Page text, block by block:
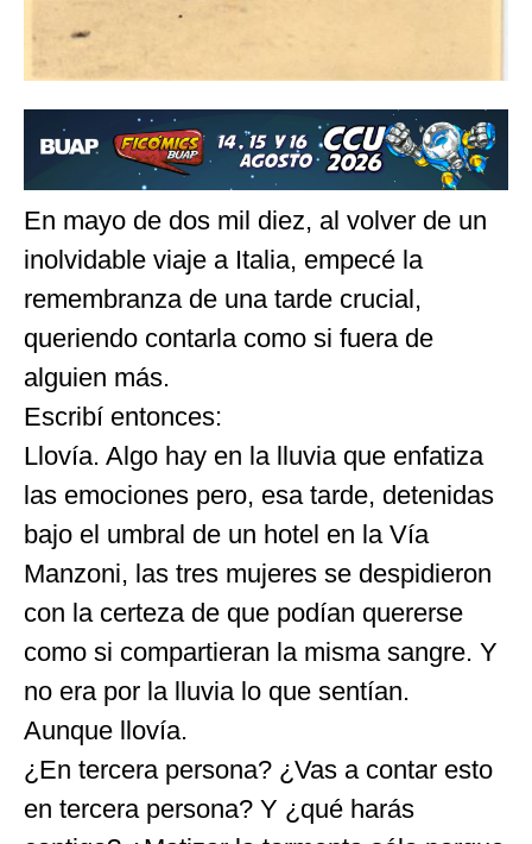
En mayo de dos mil diez, al volver de un
inolvidable viaje a Italia, empecé la
remembranza de una tarde crucial,
queriendo contarla como si fuera de
alguien más.
Escribí entonces:
Llovía. Algo hay en la lluvia que enfatiza
las emociones pero, esa tarde, detenidas
bajo el umbral de un hotel en la Vía
Manzoni, las tres mujeres se despidieron
con la certeza de que podían quererse
como si compartieran la misma sangre. Y
no era por la lluvia lo que sentían.
Aunque llovía.
¿En tercera persona? ¿Vas a contar esto
en tercera persona? Y ¿qué harás